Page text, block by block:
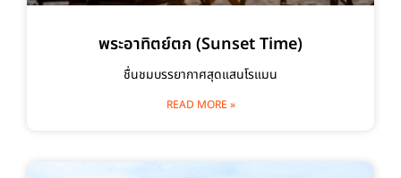
พระอาทิตย์ตก (Sunset Time)
ชื่นชมบรรยากาศสุดแสนโรแมน
READ MORE »